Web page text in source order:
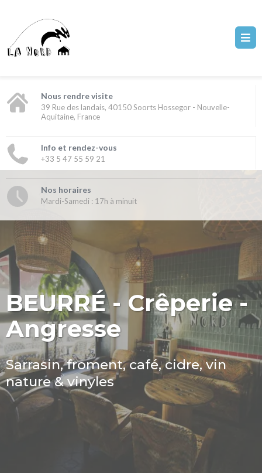
Nous rendre visite
39 Rue des landais, 40150 Soorts Hossegor - Nouvelle-
Aquitaine, France
Info et rendez-vous
+33 5 47 55 59 21
Nos horaires
Mardi-Samedi : 17h à minuit
BEURRÉ - Crêperie -
Angresse
Sarrasin, froment, café, cidre, vin
nature & vinyles